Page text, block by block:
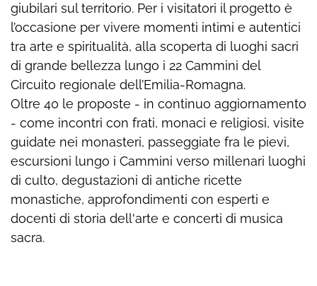
giubilari sul territorio. Per i visitatori il progetto è
l’occasione per vivere momenti intimi e autentici
tra arte e spiritualità, alla scoperta di luoghi sacri
di grande bellezza lungo i 22 Cammini del
Circuito regionale dell’Emilia-Romagna.
Oltre 40 le proposte - in continuo aggiornamento
- come incontri con frati, monaci e religiosi, visite
guidate nei monasteri, passeggiate fra le pievi,
escursioni lungo i Cammini verso millenari luoghi
di culto, degustazioni di antiche ricette
monastiche, approfondimenti con esperti e
docenti di storia dell'arte e concerti di musica
sacra.